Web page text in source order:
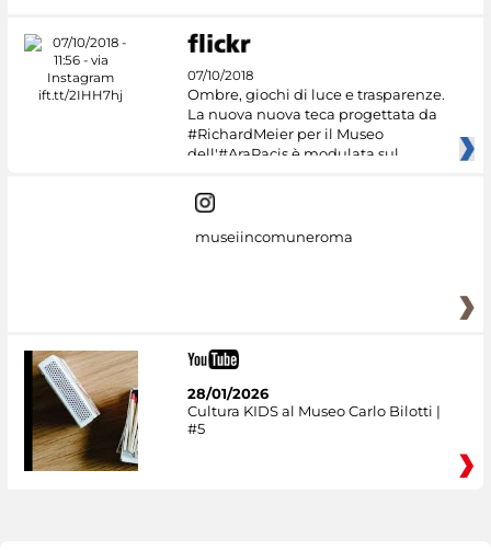
07/10/2018
Ombre, giochi di luce e trasparenze.
La nuova nuova teca progettata da
#RichardMeier per il Museo
dell'#AraPacis è modulata sul
museiincomuneroma
28/01/2026
Cultura KIDS al Museo Carlo Bilotti |
#5